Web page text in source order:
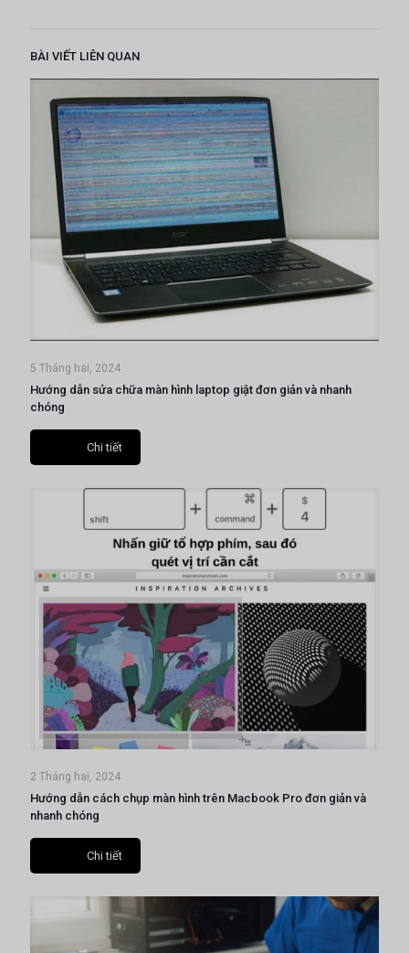
BÀI VIẾT LIÊN QUAN
5 Tháng hai, 2024
Hướng dẫn sửa chữa màn hình laptop giật đơn giản và nhanh
chóng
Chi tiết
2 Tháng hai, 2024
Hướng dẫn cách chụp màn hình trên Macbook Pro đơn giản và
nhanh chóng
Chi tiết